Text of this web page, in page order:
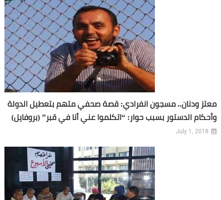
معتز ودنان.. مسجون انفرادي: قصة صحفي متهم بتعطيل الدولة
وأحكام الدستور بسبب حوار: “اتكلموا عني أنا في قبر” (بروفايل)
July 1, 2018